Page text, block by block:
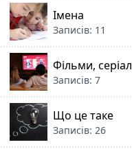
Імена
Записів: 11
Фільми,
Записів: 7
Що це таке
Записів: 26